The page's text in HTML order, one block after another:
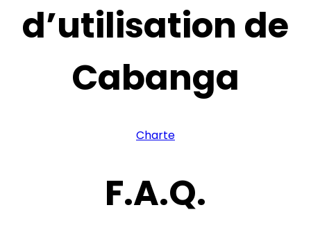
d’utilisation de
Cabanga
Charte
F.A.Q.